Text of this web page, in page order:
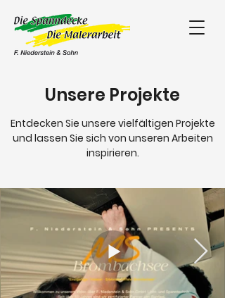
Unsere Projekte
Entdecken Sie unsere vielfältigen Projekte
und lassen Sie sich von unseren Arbeiten
inspirieren.